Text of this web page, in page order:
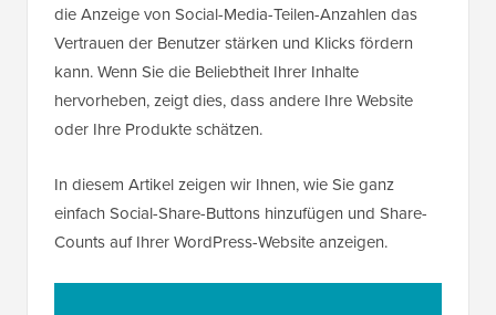
die Anzeige von Social-Media-Teilen-Anzahlen das
Vertrauen der Benutzer stärken und Klicks fördern
kann. Wenn Sie die Beliebtheit Ihrer Inhalte
hervorheben, zeigt dies, dass andere Ihre Website
oder Ihre Produkte schätzen.
In diesem Artikel zeigen wir Ihnen, wie Sie ganz
einfach Social-Share-Buttons hinzufügen und Share-
Counts auf Ihrer WordPress-Website anzeigen.